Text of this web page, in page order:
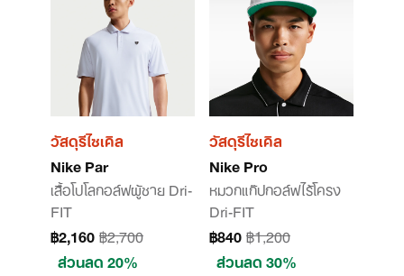
วัสดุรีไซเคิล
Nike Par
เสื้อโปโลกอล์ฟผู้ชาย Dri-
FIT
฿2,160฿2,700
ส่วนลด 20%
วัสดุรีไซเคิล
Nike Pro
หมวกแก๊ปกอล์ฟไร้โครง
Dri-FIT
฿840฿1,200
ส่วนลด 30%